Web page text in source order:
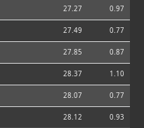
27.27 0.97
27.49 0.77
27.85 0.87
28.37 1.10
28.07 0.77
28.12 0.93